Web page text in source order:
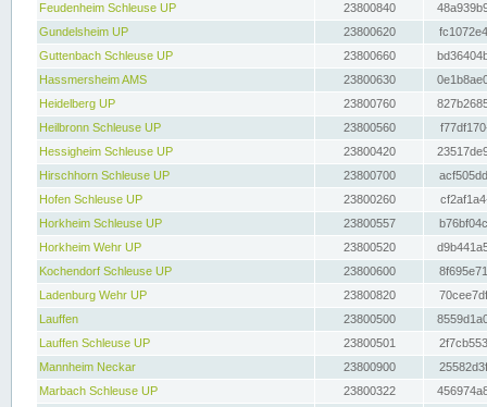
Feudenheim Schleuse UP
23800840
Gundelsheim UP
23800620
Guttenbach Schleuse UP
23800660
Hassmersheim AMS
23800630
Heidelberg UP
23800760
Heilbronn Schleuse UP
23800560
Hessigheim Schleuse UP
23800420
Hirschhorn Schleuse UP
23800700
Hofen Schleuse UP
23800260
Horkheim Schleuse UP
23800557
Horkheim Wehr UP
23800520
Kochendorf Schleuse UP
23800600
Ladenburg Wehr UP
23800820
Lauffen
23800500
Lauffen Schleuse UP
23800501
Mannheim Neckar
23800900
Marbach Schleuse UP
23800322